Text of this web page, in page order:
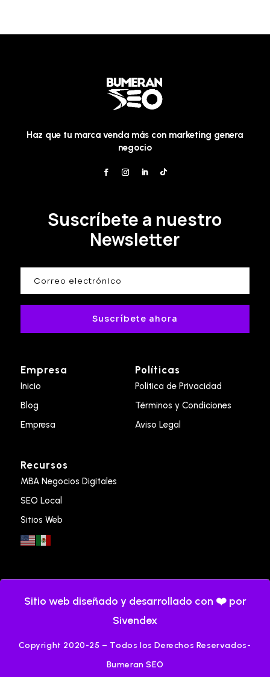
Haz que tu marca venda más con marketing genera
negocio
Suscríbete a nuestro
Newsletter
Suscríbete ahora
Empresa
Inicio
Blog
Empresa
Políticas
Política de Privacidad
Términos y Condiciones
Aviso Legal
Recursos
MBA Negocios Digitales
SEO Local
Sitios Web
Sitio web diseñado y desarrollado con ❤️ por
Sivendex
Copyright 2020-25 – Todos los Derechos Reservados-
Bumeran SEO